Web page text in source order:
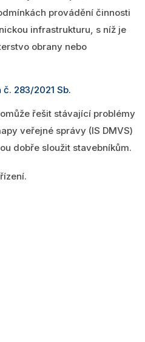
provádění činnosti
infrastrukturu, s níž je
obrany nebo
č. 283/2021 Sb.
řešit stávající problémy
veřejné správy (IS DMVS)
dobře sloužit stavebníkům.